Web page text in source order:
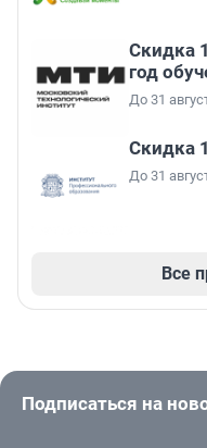
Скидка
год
До 31
Скидка
До 31
Все
Подписаться на